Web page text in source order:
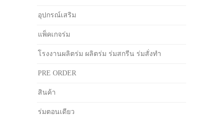
อุปกรณ์เสริม
แพ็คเกจร่ม
โรงงานผลิตร่ม ผลิตร่ม ร่มสกรีน ร่มสั่งทำ
PRE ORDER
สินค้า
ร่มตอนเดียว